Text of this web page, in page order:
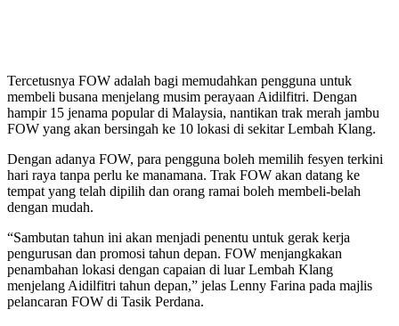
Tercetusnya FOW adalah bagi memudahkan pengguna untuk
membeli busana menjelang musim perayaan Aidilfitri. Dengan
hampir 15 jenama popular di Malaysia, nantikan trak merah jambu
FOW yang akan bersingah ke 10 lokasi di sekitar Lembah Klang.
Dengan adanya FOW, para pengguna boleh memilih fesyen terkini
hari raya tanpa perlu ke manamana. Trak FOW akan datang ke
tempat yang telah dipilih dan orang ramai boleh membeli-belah
dengan mudah.
“Sambutan tahun ini akan menjadi penentu untuk gerak kerja
pengurusan dan promosi tahun depan. FOW menjangkakan
penambahan lokasi dengan capaian di luar Lembah Klang
menjelang Aidilfitri tahun depan,” jelas Lenny Farina pada majlis
pelancaran FOW di Tasik Perdana.